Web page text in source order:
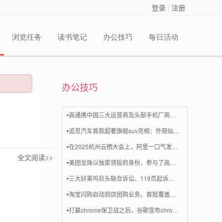
登录 | 注册
浏览任务 读书笔记 办公技巧 每日活动
全文阅读>>
办公技巧